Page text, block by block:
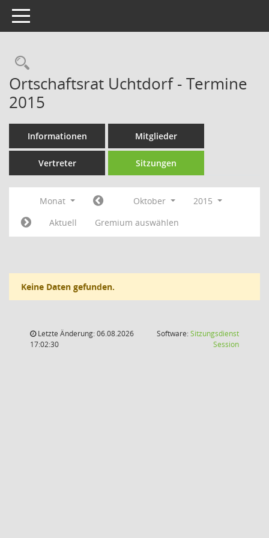
Toggle navigation
Rechercheauswahl
Ortschaftsrat Uchtdorf - Termine
2015
Informationen Mitglieder
Vertreter Sitzungen
Monat Oktober
2015
Aktuell
Gremium auswählen
Keine Daten gefunden.
Letzte Änderung: 06.08.2026
17:02:30
Software:Sitzungsdienst
Session(Wird in